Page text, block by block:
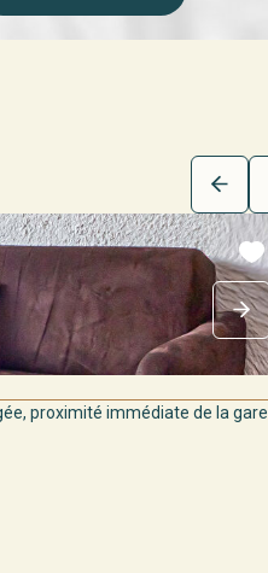
proximité immédiate de la gare